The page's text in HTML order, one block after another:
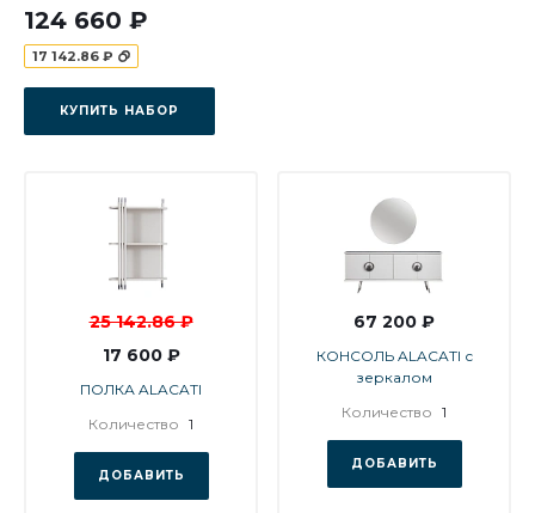
124 660 ₽
17 142.86 ₽
КУПИТЬ НАБОР
25 142.86 ₽
17 600 ₽
ПОЛКА ALACATI
Количество 1
ДОБАВИТЬ
67 200 ₽
КОНСОЛЬ ALACATI с
зеркалом
Количество 1
ДОБАВИТЬ